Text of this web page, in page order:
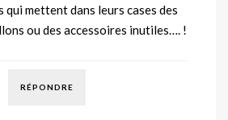
qui mettent dans leurs cases des
ou des accessoires inutiles…. !
RÉPONDRE